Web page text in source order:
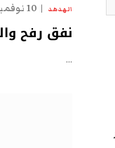
الهدهد 10 نوفمبر، 2025
نفق رفح
…